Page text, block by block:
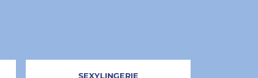
SEXYLINGERIE